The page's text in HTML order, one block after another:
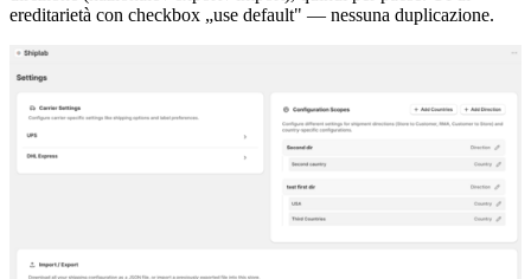
ereditarietà con checkbox „use default" — nessuna duplicazione.